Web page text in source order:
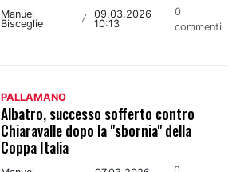
Manuel
Bisceglie
/ 09.03.2026
10:13
0
commenti
PALLAMANO
Albatro, successo sofferto contro
Chiaravalle dopo la "sbornia" della
Coppa Italia